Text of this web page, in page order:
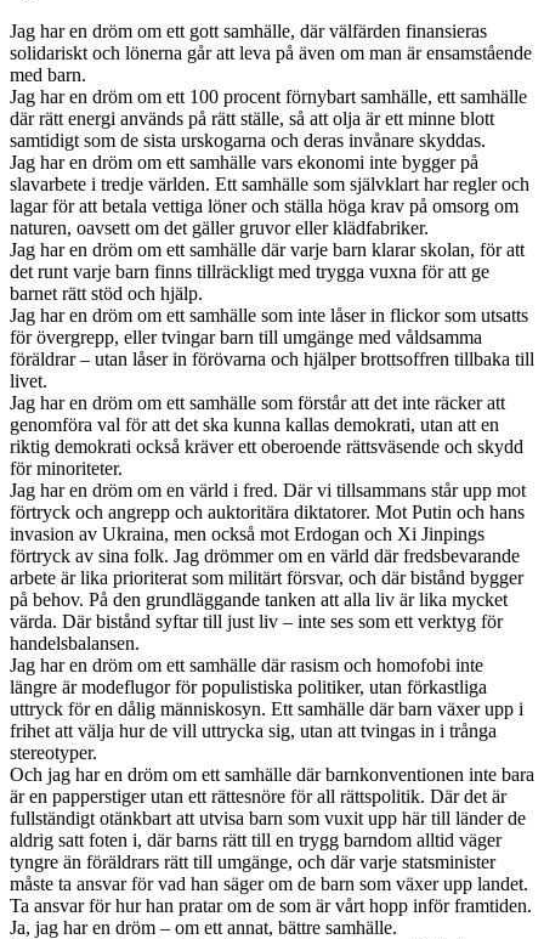
Jag har en dröm om ett gott samhälle, där välfärden finansieras
solidariskt och lönerna går att leva på även om man är ensamstående
med barn.
Jag har en dröm om ett 100 procent förnybart samhälle, ett samhälle
där rätt energi används på rätt ställe, så att olja är ett minne blott
samtidigt som de sista urskogarna och deras invånare skyddas.
Jag har en dröm om ett samhälle vars ekonomi inte bygger på
slavarbete i tredje världen. Ett samhälle som självklart har regler och
lagar för att betala vettiga löner och ställa höga krav på omsorg om
naturen, oavsett om det gäller gruvor eller klädfabriker.
Jag har en dröm om ett samhälle där varje barn klarar skolan, för att
det runt varje barn finns tillräckligt med trygga vuxna för att ge
barnet rätt stöd och hjälp.
Jag har en dröm om ett samhälle som inte låser in flickor som utsatts
för övergrepp, eller tvingar barn till umgänge med våldsamma
föräldrar – utan låser in förövarna och hjälper brottsoffren tillbaka till
livet.
Jag har en dröm om ett samhälle som förstår att det inte räcker att
genomföra val för att det ska kunna kallas demokrati, utan att en
riktig demokrati också kräver ett oberoende rättsväsende och skydd
för minoriteter.
Jag har en dröm om en värld i fred. Där vi tillsammans står upp mot
förtryck och angrepp och auktoritära diktatorer. Mot Putin och hans
invasion av Ukraina, men också mot Erdogan och Xi Jinpings
förtryck av sina folk. Jag drömmer om en värld där fredsbevarande
arbete är lika prioriterat som militärt försvar, och där bistånd bygger
på behov. På den grundläggande tanken att alla liv är lika mycket
värda. Där bistånd syftar till just liv – inte ses som ett verktyg för
handelsbalansen.
Jag har en dröm om ett samhälle där rasism och homofobi inte
längre är modeflugor för populistiska politiker, utan förkastliga
uttryck för en dålig människosyn. Ett samhälle där barn växer upp i
frihet att välja hur de vill uttrycka sig, utan att tvingas in i trånga
stereotyper.
Och jag har en dröm om ett samhälle där barnkonventionen inte bara
är en papperstiger utan ett rättesnöre för all rättspolitik. Där det är
fullständigt otänkbart att utvisa barn som vuxit upp här till länder de
aldrig satt foten i, där barns rätt till en trygg barndom alltid väger
tyngre än föräldrars rätt till umgänge, och där varje statsminister
måste ta ansvar för vad han säger om de barn som växer upp landet.
Ta ansvar för hur han pratar om de som är vårt hopp inför framtiden.
Ja, jag har en dröm – om ett annat, bättre samhälle.